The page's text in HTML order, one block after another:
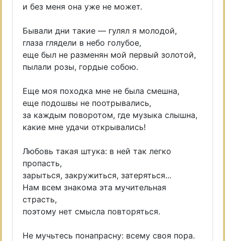
и без меня она уже не может.
Бывали дни такие — гулял я молодой,
глаза глядели в небо голубое,
еще был не разменян мой первый золотой,
пылали розы, гордые собою.
Еще моя походка мне не была смешна,
еще подошвы не поотрывались,
за каждым поворотом, где музыка слышна,
какие мне удачи открывались!
Любовь такая штука: в ней так легко
пропасть,
зарыться, закружиться, затеряться...
Нам всем знакома эта мучительная
страсть,
поэтому нет смысла повторяться.
Не мучьтесь понапрасну: всему своя пора.